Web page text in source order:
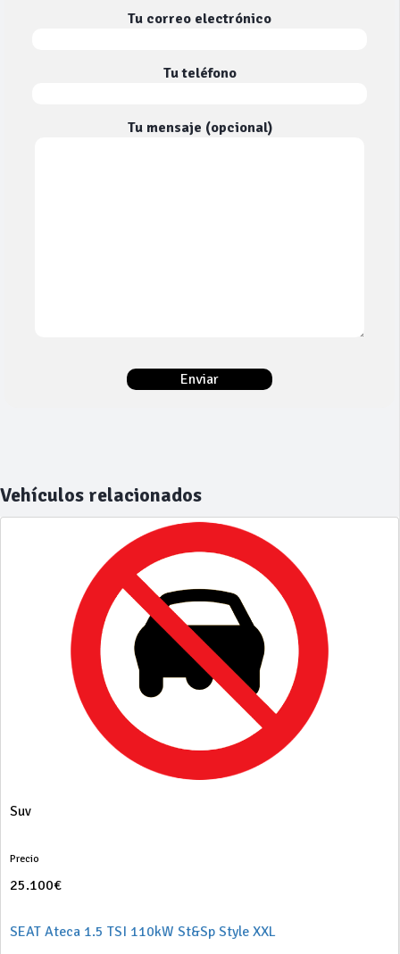
Tu correo electrónico
Tu teléfono
Tu mensaje (opcional)
Vehículos relacionados
Suv
Precio
25.100€
SEAT Ateca 1.5 TSI 110kW St&Sp Style XXL